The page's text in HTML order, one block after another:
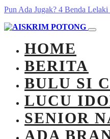
Pun Ada Jugak? 4 Benda
HOME
BERITA
BULU SI
LUCU
SENIOR
ADA